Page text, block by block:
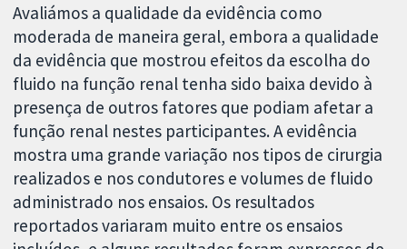
Avaliámos a qualidade da evidência como
moderada de maneira geral, embora a qualidade
da evidência que mostrou efeitos da escolha do
fluido na função renal tenha sido baixa devido à
presença de outros fatores que podiam afetar a
função renal nestes participantes. A evidência
mostra uma grande variação nos tipos de cirurgia
realizados e nos condutores e volumes de fluido
administrado nos ensaios. Os resultados
reportados variaram muito entre os ensaios